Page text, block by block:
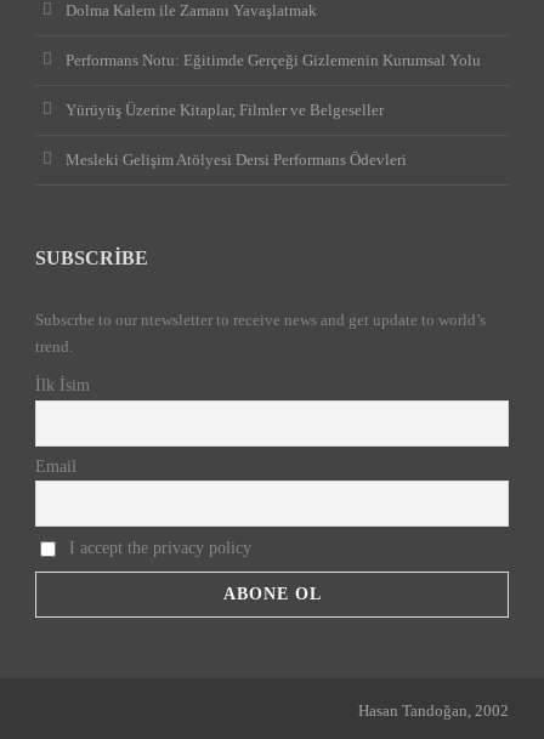
Dolma Kalem ile Zamanı Yavaşlatmak
Performans Notu: Eğitimde Gerçeği Gizlemenin Kurumsal Yolu
Yürüyüş Üzerine Kitaplar, Filmler ve Belgeseller
Mesleki Gelişim Atölyesi Dersi Performans Ödevleri
SUBSCRIBE
Subscrbe to our ntewsletter to receive news and get update to world’s
trend.
İlk İsim
Email
I accept the privacy policy
Hasan Tandoğan, 2002